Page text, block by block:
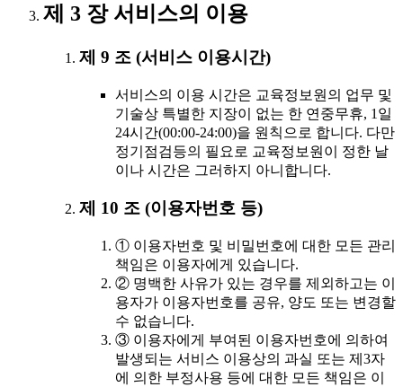
제 3 장 서비스의 이용
제 9 조 (서비스 이용시간)
서비스의 이용 시간은 교육정보원의 업무 및
기술상 특별한 지장이 없는 한 연중무휴, 1일
24시간(00:00-24:00)을 원칙으로 합니다. 다만
정기점검등의 필요로 교육정보원이 정한 날
이나 시간은 그러하지 아니합니다.
제 10 조 (이용자번호 등)
① 이용자번호 및 비밀번호에 대한 모든 관리
책임은 이용자에게 있습니다.
② 명백한 사유가 있는 경우를 제외하고는 이
용자가 이용자번호를 공유, 양도 또는 변경할
수 없습니다.
③ 이용자에게 부여된 이용자번호에 의하여
발생되는 서비스 이용상의 과실 또는 제3자
에 의한 부정사용 등에 대한 모든 책임은 이